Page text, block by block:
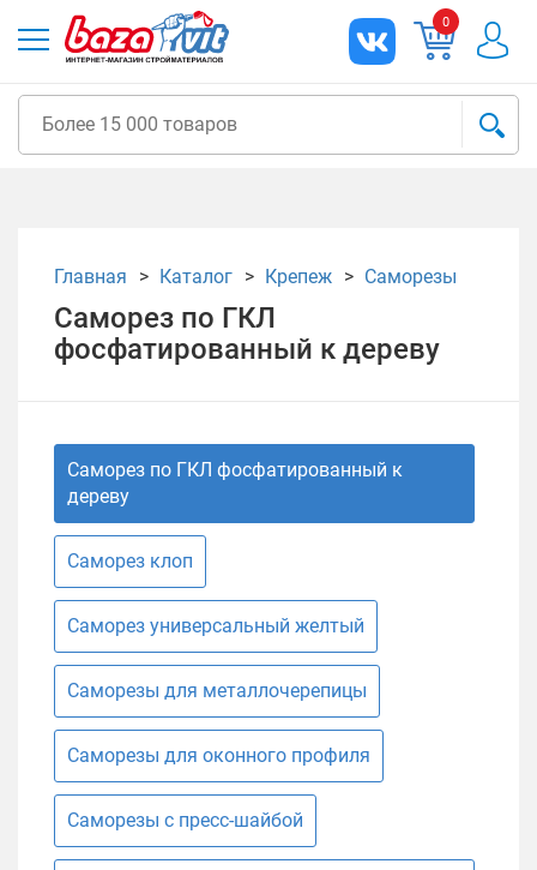
0
Главная Каталог Крепеж Саморезы
Саморез по ГКЛ
фосфатированный к дереву
Саморез по ГКЛ фосфатированный к
дереву
Саморез клоп
Саморез универсальный желтый
Саморезы для металлочерепицы
Саморезы для оконного профиля
Саморезы с пресс-шайбой